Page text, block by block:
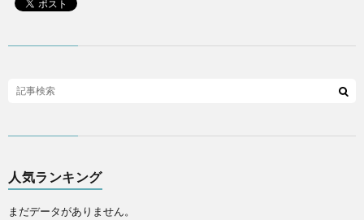
人気ランキング
まだデータがありません。